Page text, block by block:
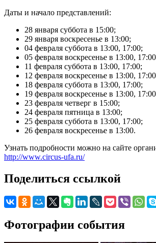
Даты и начало представлений:
28 января суббота в 15:00;
29 января воскресенье в 13:00;
04 февраля суббота в 13:00, 17:00;
05 февраля воскресенье в 13:00,
11 февраля суббота в 13:00, 17:00;
12 февраля воскресенье в 13:00,
18 февраля суббота в 13:00, 17:00;
19 февраля воскресенье в 13:00,
23 февраля четверг в 15:00;
24 февраля пятница в 13:00;
25 февраля суббота в 13:00, 17:00;
26 февраля воскресенье в 13:00.
Узнать подробности можно на сайте
http://www.circus-ufa.ru/
Поделиться ссылкой
Фотографии события